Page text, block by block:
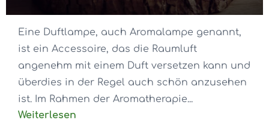
Eine Duftlampe, auch Aromalampe genannt,
ist ein Accessoire, das die Raumluft
angenehm mit einem Duft versetzen kann und
überdies in der Regel auch schön anzusehen
ist. Im Rahmen der Aromatherapie...
Weiterlesen